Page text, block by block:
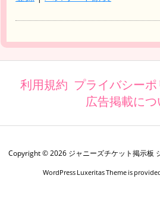
利用規約 プライバシー
広告掲載につ
Copyright ©2026 ジャニーズチケット掲示板
WordPress Luxeritas Theme is